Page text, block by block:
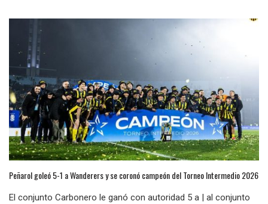
Peñarol goleó 5-1 a Wanderers y se coronó campeón del Torneo Intermedio 2026
El conjunto Carbonero le ganó con autoridad 5 a | al conjunto